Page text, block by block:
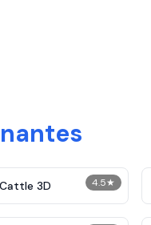
4.5★
3D